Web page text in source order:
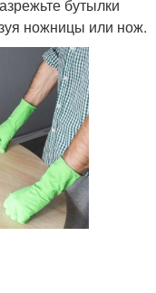
бутылки
ножницы или нож.